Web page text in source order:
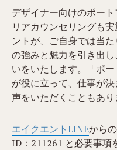
デザイナー向けのポー
リアカウンセリングも
ントが、ご自身では当
の強みと魅力を引き出
いをいたします。「ポ
が役に立って、仕事が
声をいただくこともあり
エイクエントLINEから
ID：211261 と必要事項